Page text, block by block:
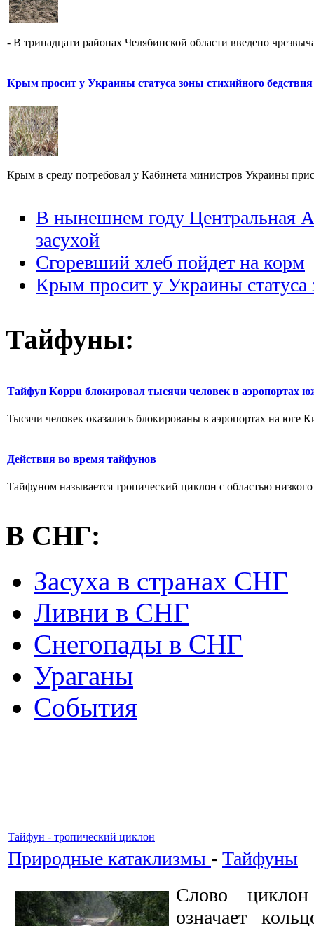
- В тринадцати районах Челябинской области введено
Крым просит у Украины статуса зоны стихийного бедствия
Крым в среду потребовал у Кабинета министров Украины
В нынешнем году Центральная
засухой
Сгоревший хлеб пойдет на корм
Крым просит у Украины статуса
Тайфуны:
Тайфун Koppu блокировал тысячи человек в аэропортах
Тысячи человек оказались блокированы в аэропортах на юге
Действия во время тайфунов
Тайфуном называется тропический циклон с областью
В СНГ:
Засуха в странах СНГ
Ливни в СНГ
Снегопады в СНГ
Ураганы
События
Тайфун - тропический циклон
Природные катаклизмы - Тайфуны
Слово
означает